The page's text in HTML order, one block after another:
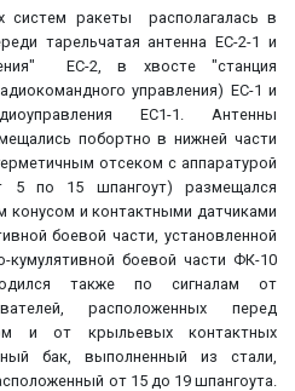
систем ракеты располагалась в
тарельчатая антенна ЕС-2-1 и
ЕС-2, в хвосте "станция
управления) ЕС-1 и
ЕС1-1. Антенны
побортно в нижней части
отсеком с аппаратурой
по 15 шпангоут) размещался
и контактными датчиками
боевой части, установленной
боевой части ФК-10
также по сигналам от
расположенных перед
и от крыльевых контактных
бак, выполненный из стали,
от 15 до 19 шпангоута.